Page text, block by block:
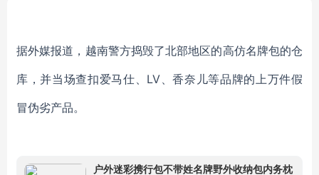
据外媒报道，越南警方捣毁了北部地区的高仿名牌包的仓
库，并当场查扣爱马仕、LV、香奈儿等品牌的上万件假
冒伪劣产品。
户外迷彩携行包不带姓名牌野外收纳包内务枕